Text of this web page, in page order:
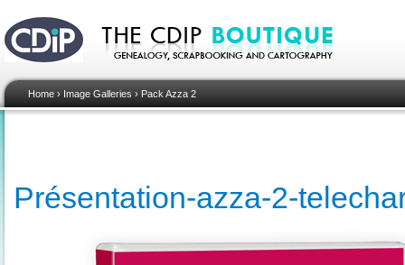
Home › Image Galleries › Pack Azza 2
Présentation-azza-2-